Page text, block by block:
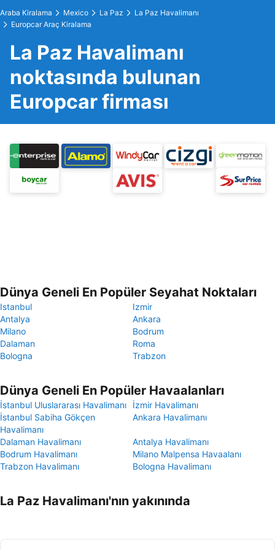
Araba Kiralama Mexico La Paz
La Paz Havalimanı
Europcar Araç Kiralama
La Paz Havalimanı
noktasında bulunan
Europcar firması
Dünya Geneli En Popüler Seyahat Noktaları
Istanbul
Izmir
Antalya
Ankara
Milano
Bodrum
Dalaman
Roma
Bologna
Trabzon
Dünya Geneli En Popüler Havaalanları
İstanbul Uluslararası Havalimanı
İzmir Havalimanı
İstanbul Sabiha Gökçen
Havalimanı
Ankara Havalimanı
Dalaman Havalimanı
Antalya Havalimanı
Bodrum Havalimanı
Milano Malpensa Havaalanı
Trabzon Havalimanı
Bologna Havalimanı
La Paz Havalimanı'nın yakınında